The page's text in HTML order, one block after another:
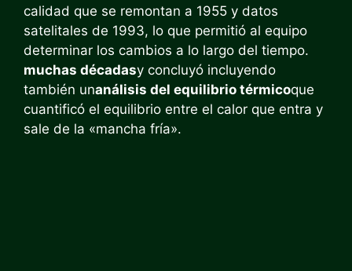
calidad que se remontan a 1955 y datos
satelitales de 1993, lo que permitió al equipo
determinar los cambios a lo largo del tiempo.
muchas décadasy concluyó incluyendo
también unanálisis del equilibrio térmicoque
cuantificó el equilibrio entre el calor que entra y
sale de la «mancha fría».